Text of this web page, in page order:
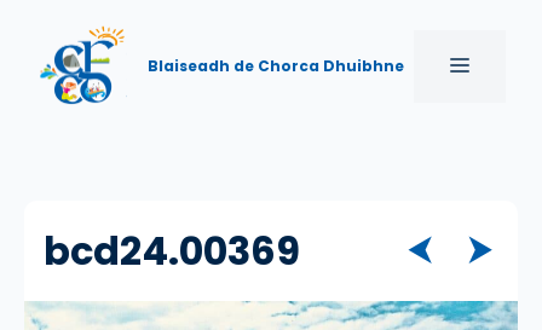
content
Blaiseadh de Chorca Dhuibhne MENU
bcd24.00369 ⮜ ⮞